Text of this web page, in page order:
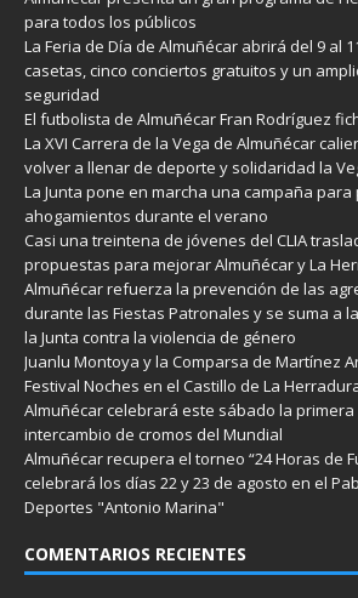
para todos los públicos
La Feria de Día de Almuñécar abrirá del 9 al
casetas, cinco conciertos gratuitos y un
seguridad
El futbolista de Almuñécar Fran Rodríguez
La XVI Carrera de la Vega de Almuñécar
volver a llenar de deporte y solidaridad la
La Junta pone en marcha una campaña
ahogamientos durante el verano
Casi una treintena de jóvenes del CLIA
propuestas para mejorar Almuñécar y La
Almuñécar refuerza la prevención de las
durante las Fiestas Patronales y se suma a
la Junta contra la violencia de género
Juanlu Montoya y la Comparsa de Martínez
Festival Noches en el Castillo de La
Almuñécar celebrará este sábado la
intercambio de cromos del Mundial
Almuñécar recupera el torneo “24 Horas de
celebrará los días 22 y 23 de agosto en el
Deportes "Antonio Marina"
COMENTARIOS RECIENTES